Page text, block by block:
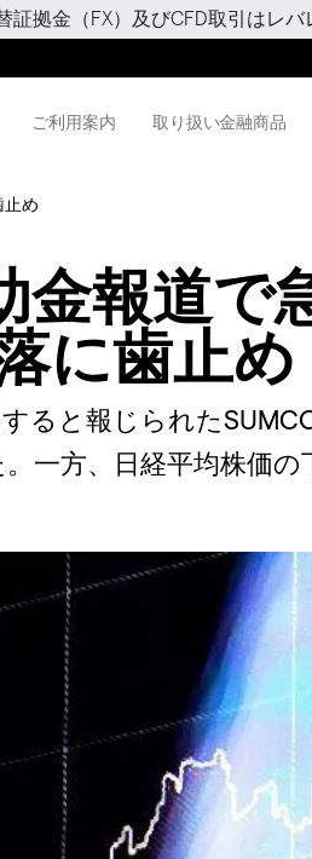
証拠金（FX）及びCFD取引はレ
ご利用案内 取り扱い金融商品
め
金報道
に歯止め
ると報じられた
一方、日経平均株価